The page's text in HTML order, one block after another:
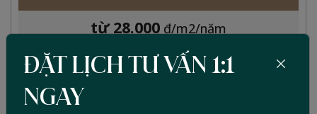
từ 28.000 đ/m2/năm
Quy mô : Tòa nhà từ 20 - 35 phòng. Mức sử dụng:
Mức sử dụng cao, WC hoạt động liên tục. Lịch sử: Đã
ĐẶT LỊCH TƯ VẤN 1:1
NGAY